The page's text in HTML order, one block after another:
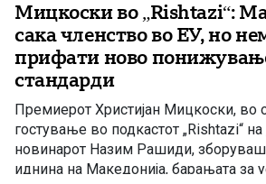
Мицкоски во „Rishtazi“:
сака членство во ЕУ, но
прифати ново
стандарди
Премиерот Христијан Мицкоски, во
гостување во подкастот „Rishtazi“ на
новинарот Назим Рашиди,
иднина на Македонија, барањата за